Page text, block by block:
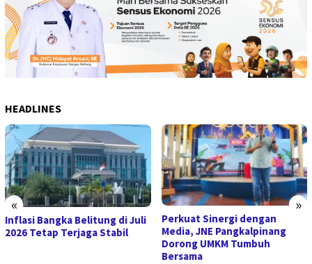
HEADLINES
« »
Inflasi Bangka Belitung di Juli
2026 Tetap Terjaga Stabil
Perkuat Sinergi dengan
Media, JNE Pangkalpinang
Dorong UMKM Tumbuh
Bersama